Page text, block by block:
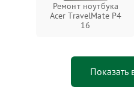
Ремонт ноутбука
Acer TravelMate P4
16
Показать